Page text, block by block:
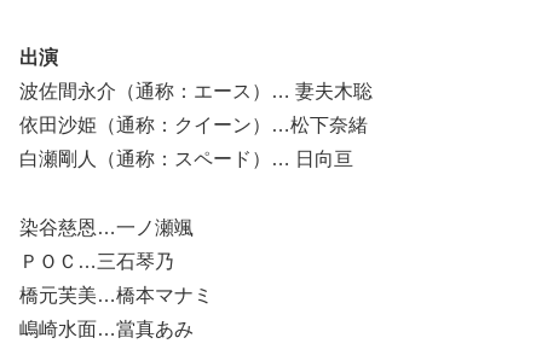
出演
波佐間永介（通称：エース）… 妻夫木聡
依田沙姫（通称：クイーン）…松下奈緒
白瀬剛人（通称：スペード）… 日向亘
染谷慈恩…一ノ瀬颯
ＰＯＣ…三石琴乃
橋元芙美…橋本マナミ
嶋崎水面…當真あみ